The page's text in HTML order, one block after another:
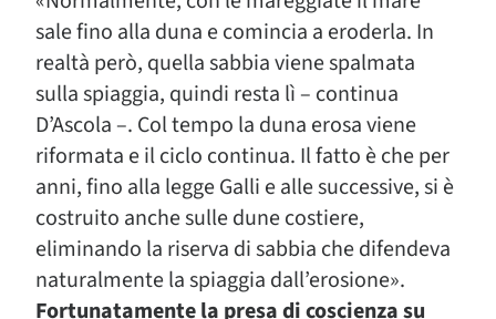
sale fino alla duna e comincia a eroderla. In
realtà però, quella sabbia viene spalmata
sulla spiaggia, quindi resta lì – continua
D’Ascola –. Col tempo la duna erosa viene
riformata e il ciclo continua. Il fatto è che per
anni, fino alla legge Galli e alle successive, si è
costruito anche sulle dune costiere,
eliminando la riserva di sabbia che difendeva
naturalmente la spiaggia dall’erosione».
Fortunatamente la presa di coscienza su